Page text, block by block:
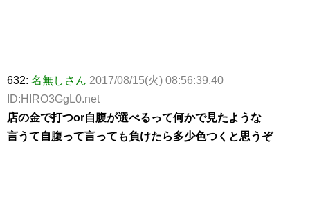
632: 名無しさん 2017/08/15(火) 08:56:39.40
ID:HIRO3GgL0.net
店の金で打つor自腹が選べるって何かで見たような
言うて自腹って言っても負けたら多少色つくと思うぞ